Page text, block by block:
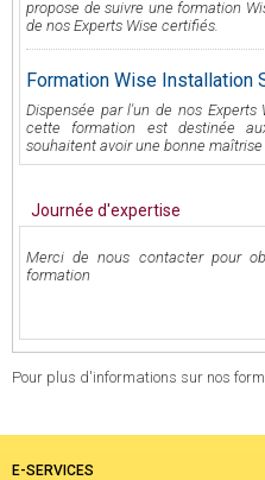
propose de suivre une formation
de nos Experts Wise certifiés.
Formation Wise Installation
Dispensée par l'un de nos Experts
cette formation est destinée
souhaitent avoir une bonne
Journée d'expertise
Merci de nous contacter pour
formation
Pour plus d'informations sur nos
E-SERVICES